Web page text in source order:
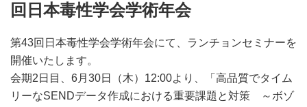
回日本毒性学会学術年会
第43回日本毒性学会学術年会にて、ランチョンセミナーを
開催いたします。
会期2日目、6月30日（木）12:00より、「高品質でタイム
リーなSENDデータ作成における重要課題と対策 ～ボゾ